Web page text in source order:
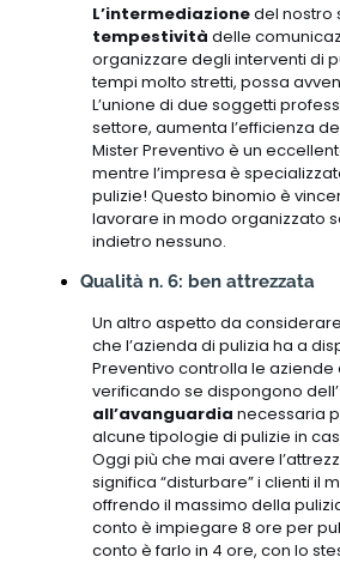
L’intermediazionedel nostro
tempestività delle
organizzare degli interventi di
tempi molto stretti, possa
L’unione di due soggetti
settore, aumenta l’efficienza
Mister Preventivo è un
mentre l’impresa è
pulizie! Questo binomio è
lavorare in modo organizzato
indietro nessuno.
Qualità n. 6: ben attrezzata
Un altro aspetto da
che l’azienda di pulizia ha a
Preventivo controlla le aziende
verificando se dispongono dell’
all’avanguardia necessaria
alcune tipologie di pulizie in
Oggi più che mai avere
significa “disturbare” i clienti il
offrendo il massimo della
conto è impiegare 8 ore per
conto è farlo in 4 ore, con lo